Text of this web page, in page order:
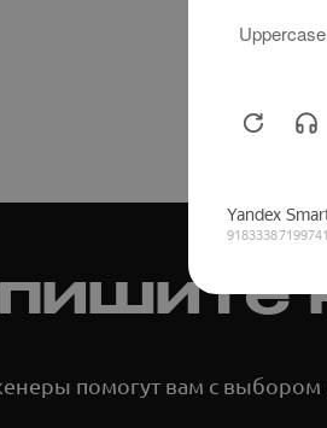
помогут вам с выбором